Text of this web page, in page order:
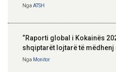
Nga ATSH
“Raporti global i Kokainës
shqiptarët lojtarë të mëdhenj
Nga Monitor